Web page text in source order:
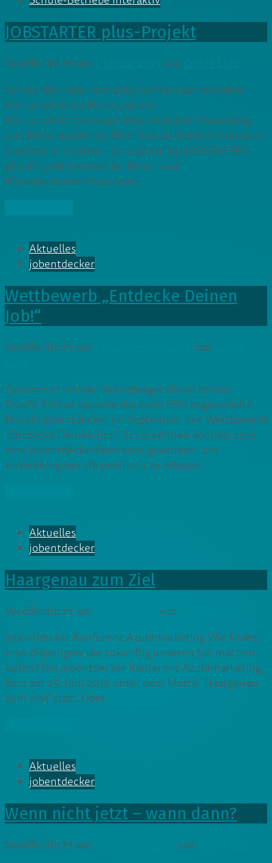
JOBSTARTER plus-Projekt
Veröffentlicht am von
Schule-Betriebe interaktiv Gemeinsam mit dem
Wirtschaftskreis Mitte und den
Wirtschaftsförderungen Friedrichshain-Kreuzberg
und Mitte startet der FKU “Schule-Betrieb interaktiv”
(Laufzeit 01.01.2019 – 31.12.2021) Das JOBSTARTER
plus-Projekt unterstützt Klein- und
Kleinstunternehmen dabei,
Aktuelles
jobentdecker
Wettbewerb „Entdecke Deinen
Job!“
Veröffentlicht am von
Zusammen mit der Kreuzberger Albrecht-von-
Graefe-Schule startete das beim FKU angesiedelte
Projekt jobentdecker im September den Wettbewerb
„Entdecke Deinen Job!“. SchülerInnen können dabei
eine jobentdeckerXperience gewinnen, um
Ausbildungsberufe praktisch zu erleben,
Aktuelles
jobentdecker
Haargenau zum Ziel
Veröffentlicht am von
jobentdecker Konferenz Azubimarketing Wie findet
man diejenigen, die zukünftig unseren Job machen
sollen? Die jobentdecker Konferenz Azubimarketing
fand am 25. Juni 2015 unter dem Motto “Haargenau
zum Ziel” statt. Über
Aktuelles
jobentdecker
Wenn nicht jetzt – wann dann?
Veröffentlicht am von